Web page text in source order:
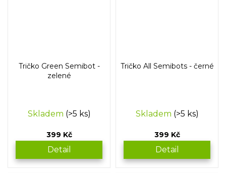
Tričko Green Semibot -
zelené
Skladem (>5 ks)
399 Kč
Detail
Tričko All Semibots - černé
Skladem (>5 ks)
399 Kč
Detail